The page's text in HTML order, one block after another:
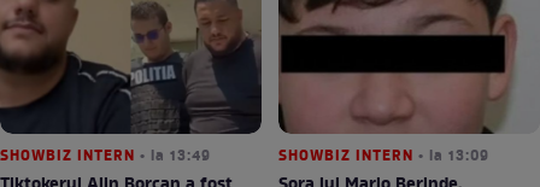
SHOWBIZ INTERN • la 13:49 SHOWBIZ INTERN • la 13:09